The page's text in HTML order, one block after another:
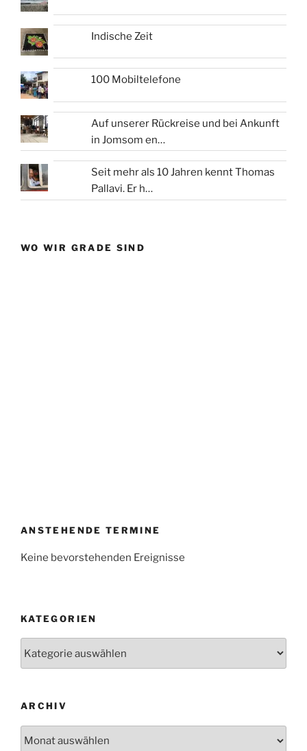
Indische Zeit
100 Mobiltelefone
Auf unserer Rückreise und bei Ankunft
in Jomsom en…
Seit mehr als 10 Jahren kennt Thomas
Pallavi. Er h…
WO WIR GRADE SIND
ANSTEHENDE TERMINE
Keine bevorstehenden Ereignisse
KATEGORIEN
ARCHIV